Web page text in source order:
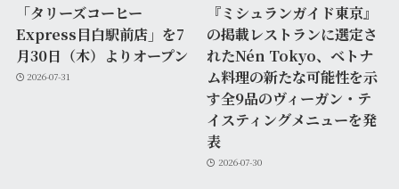
「タリーズコーヒー
Express目白駅前店」を7
月30日（木）よりオープン
2026-07-31
『ミシュランガイド東京』
の掲載レストランに選定さ
れたNén Tokyo、ベトナ
ム料理の新たな可能性を示
す全9品のヴィーガン・テ
イスティングメニューを発
表
2026-07-30